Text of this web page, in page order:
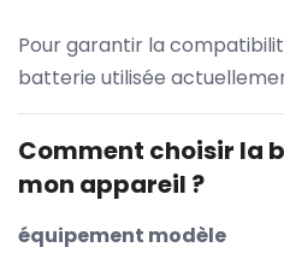
Pour garantir la
batterie utilisée
Comment choisir la
mon appareil ?
équipement modèle